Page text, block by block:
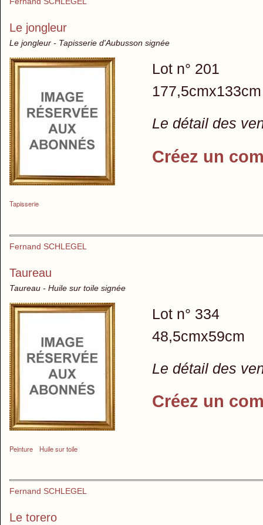
Le jongleur
Le jongleur - Tapisserie d'Aubusson signée
Tapisserie
Lot n° 201
177,5cmx133cm
Le détail des
Créez un
Fernand SCHLEGEL
Taureau
Taureau - Huile sur toile signée
Peinture Huile sur toile
Lot n° 334
48,5cmx59cm
Le détail des
Créez un
Fernand SCHLEGEL
Le torero